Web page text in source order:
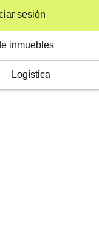
sesión
Logística
inmuebles